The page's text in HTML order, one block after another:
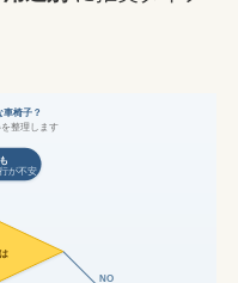
車椅子？
整理します
が不安
NO